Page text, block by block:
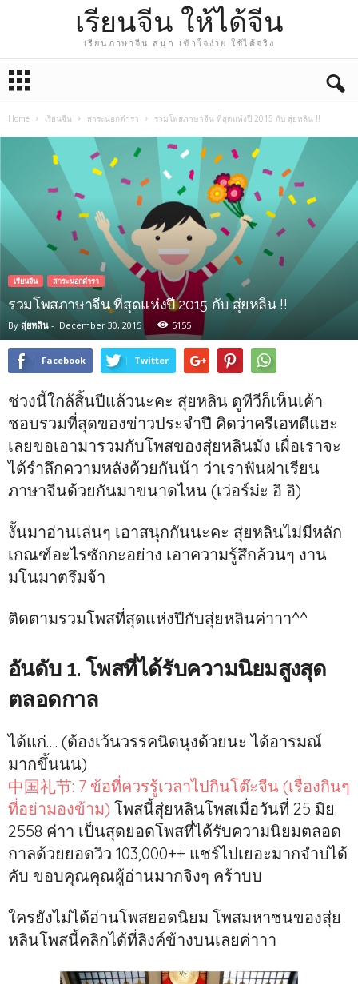
เรียนจีน ให้ได้จีน
เรียนภาษาจีน สนุก เข้าใจง่าย ใช้ได้จริง
Home เรียนจีน สาระนอกตำรา รวมโพสภาษาจีน ที่สุดแห่งปี 2015 กับ สุ่ยหลิน !!
เรียนจีน สาระนอกตำรา
รวมโพสภาษาจีน ที่สุดแห่งปี 2015 กับ สุ่ยหลิน !!
By สุ่ยหลิน - December 30, 2015 5155
Facebook Twitter
ช่วงนี้ใกล้สิ้นปีแล้วนะคะ สุ่ยหลิน ดูทีวีก็เห็นเค้า
ชอบรวมที่สุดของข่าวประจำปี คิดว่าครีเอทดีแฮะ
เลยขอเอามารวมกับโพสของสุ่ยหลินมั่ง เผื่อเราจะ
ได้รำลึกความหลังด้วยกันน้า ว่าเราฟันฝ่าเรียน
ภาษาจีนด้วยกันมาขนาดไหน (เว่อร์ม่ะ อิ อิ)
งั้นมาอ่านเล่นๆ เอาสนุกกันนะคะ สุ่ยหลินไม่มีหลัก
เกณฑ์อะไรซักกะอย่าง เอาความรู้สึกล้วนๆ งาน
มโนมาตรึมจ้า
ติดตามรวมโพสที่สุดแห่งปีกับสุ่ยหลินค่าาา^^
อันดับ 1. โพสที่ได้รับความนิยมสูงสุด
ตลอดกาล
ได้แก่…. (ต้องเว้นวรรคนิดนุงด้วยนะ ได้อารมณ์
มากขึ้นนน)
中国礼节: 7 ข้อที่ควรรู้เวลาไปกินโต๊ะจีน (เรื่องกินๆ
ที่อย่ามองข้าม) โพสนี้สุ่ยหลินโพสเมื่อวันที่ 25 มิย.
2558 ค่าา เป็นสุดยอดโพสที่ได้รับความนิยมตลอด
กาลด้วยยอดวิว 103,000++ แชร์ไปเยอะมากจำบ่ได้
คับ ขอบคุณคุณผู้อ่านมากจิงๆ คร้าบบ
ใครยังไม่ได้อ่านโพสยอดนิยม โพสมหาชนของสุ่ย
หลินโพสนี้คลิกได้ที่ลิงค์ข้างบนเลยค่าาา